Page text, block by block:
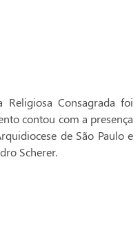
Consagrada foi
contou com a presença
de São Paulo e
Scherer.